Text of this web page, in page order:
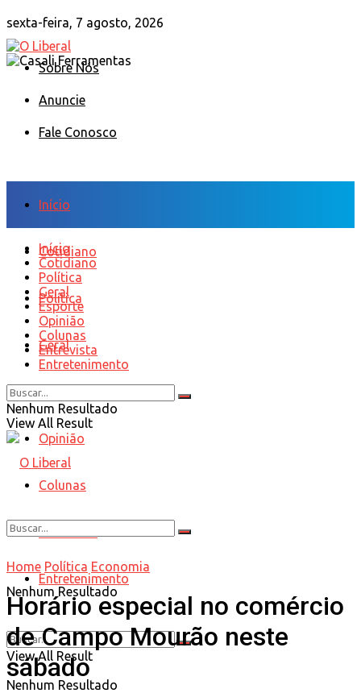
sexta-feira, 7 agosto, 2026
Sobre Nós
Anuncie
Fale Conosco
Início
Cotidiano
Política
Geral
Esporte
Opinião
Colunas
Entrevista
Entretenimento
Nenhum Resultado
Início
Cotidiano
Política
Geral
Esporte
Opinião
Colunas
Entrevista
Entretenimento
Nenhum Resultado
View All Result
Nenhum Resultado
View All Result
Home Política Economia
Horário especial no comércio
de Campo Mourão neste
sábado